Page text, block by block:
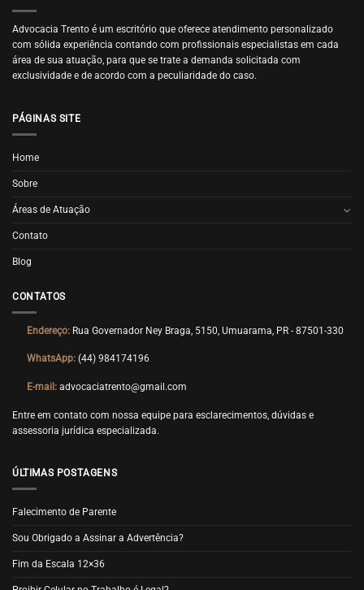
Advocacia Trento é um escritório que oferece atendimento personalizado
com sólida experiência contando com profissionais especialistas em cada
área de sua atuação, para que se trate a demanda solicitada com
exclusividade e de acordo com a peculiaridade do caso.
PÁGINAS SITE
Home
Sobre
Áreas de Atuação
Contato
Blog
CONTATOS
Endereço: Rua Governador Ney Braga, 5150, Umuarama, PR - 87501-330
WhatsApp: (44) 984174196
E-mail: advocaciatrento@gmail.com
Entre em contato com nossa equipe para esclarecimentos, dúvidas e
assessoria jurídica especializada.
ÚLTIMAS POSTAGENS
Falecimento de Parente
Sou Obrigado a Assinar a Advertência?
Fim da Escala 12×36